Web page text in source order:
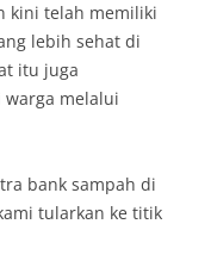
kini telah memiliki
lebih sehat di
itu juga
melalui
bank sampah di
tularkan ke titik